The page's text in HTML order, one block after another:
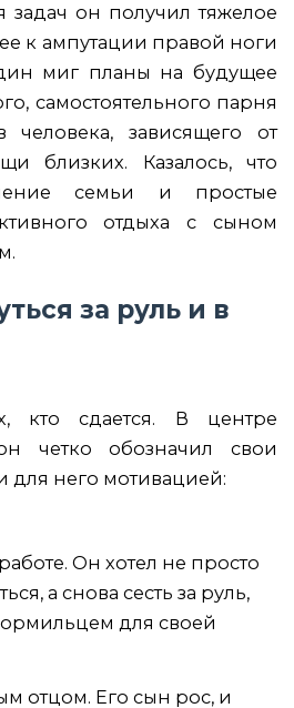
он получил тяжелое
к ампутации правой ноги
миг планы на будущее
самостоятельного парня
зависящего от
близких. Казалось, что
семьи и простые
отдыха с сыном
за руль и в
кто сдается. В центре
четко обозначил свои
для него мотивацией:
Он хотел не просто
а снова сесть за руль,
для своей
отцом. Его сын рос, и